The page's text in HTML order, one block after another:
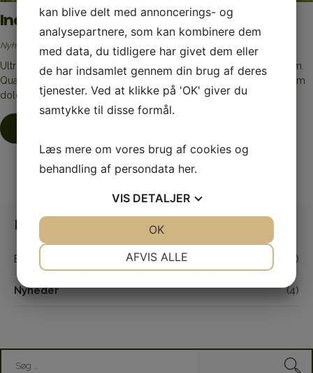
Indlæg #3 – Overskrift her
Nyheder 23. jan 2023
Ultrices. Accusamus alias nihil! Dicta! Neque tincidunt, cillum autem.
Quam nisl? Molestias vero, aliquid imperdiet semper parturient nam
doloribus accusamus…
Kategorier
Blog (3)
Nyheder (4)
kan blive delt med annoncerings- og
analysepartnere, som kan kombinere dem
med data, du tidligere har givet dem eller
de har indsamlet gennem din brug af deres
tjenester. Ved at klikke på 'OK' giver du
samtykke til disse formål.
Læs mere om vores brug af cookies og
behandling af persondata her.
VIS DETALJER
AFVIS ALLE
OK